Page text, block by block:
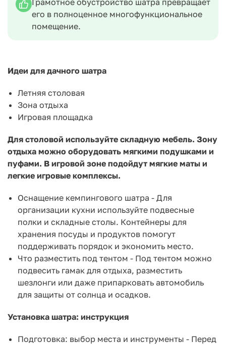
Грамотное обустройство шатра превращает
его в полноценное многофункциональное
помещение.
Идеи для дачного шатра
Летняя столовая
Зона отдыха
Игровая площадка
Для столовой используйте складную мебель. Зону
отдыха можно оборудовать мягкими подушками и
пуфами. В игровой зоне подойдут мягкие маты и
легкие игровые комплексы.
Оснащение кемпингового шатра - Для
организации кухни используйте подвесные
полки и складные столы. Контейнеры для
хранения посуды и продуктов помогут
поддерживать порядок и экономить место.
Что разместить под тентом - Под тентом можно
подвесить гамак для отдыха, разместить
шезлонги или даже припарковать автомобиль
для защиты от солнца и осадков.
Установка шатра: инструкция
Подготовка: выбор места и инструменты - Перед